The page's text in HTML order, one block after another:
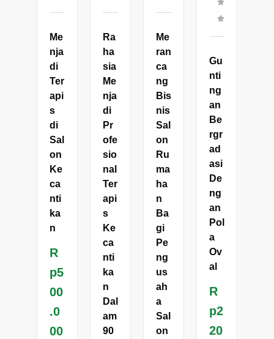
Me
nja
di
Ter
api
s
di
Sal
on
Ke
ca
nti
ka
n
R
p5
00
.0
00
Ra
ha
sia
Me
nja
di
Pr
ofe
sio
nal
Ter
api
s
Ke
ca
nti
ka
n
Dal
am
90
Me
ran
ca
ng
Bis
nis
Sal
on
Ru
ma
ha
n
Ba
gi
Pe
ng
us
ah
a
Sal
on
Gu
nti
ng
an
Be
rgr
ad
asi
De
ng
an
Pol
a
Ov
al
R
p2
20